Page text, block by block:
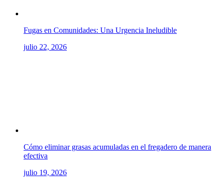
Fugas en Comunidades: Una Urgencia Ineludible
julio 22, 2026
Cómo eliminar grasas acumuladas en el fregadero de manera
efectiva
julio 19, 2026